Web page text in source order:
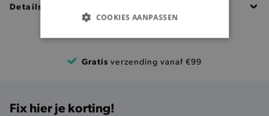
Details
Gratis verzending vanaf €99
Fix hier je korting!
COOKIES AANPASSEN
BASIS COOKIES